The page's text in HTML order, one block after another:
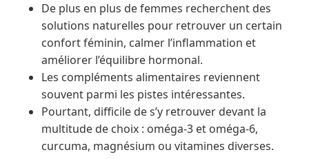
De plus en plus de femmes recherchent des
solutions naturelles pour retrouver un certain
confort féminin, calmer l’inflammation et
améliorer l’équilibre hormonal.
Les compléments alimentaires reviennent
souvent parmi les pistes intéressantes.
Pourtant, difficile de s’y retrouver devant la
multitude de choix : oméga-3 et oméga-6,
curcuma, magnésium ou vitamines diverses.